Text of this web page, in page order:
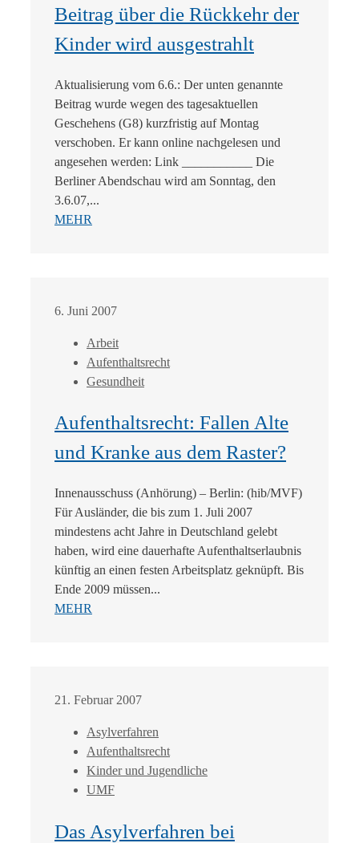
Beitrag über die Rückkehr der
Kinder wird ausgestrahlt
Aktualisierung vom 6.6.: Der unten genannte
Beitrag wurde wegen des tagesaktuellen
Geschehens (G8) kurzfristig auf Montag
verschoben. Er kann online nachgelesen und
angesehen werden: Link ___________ Die
Berliner Abendschau wird am Sonntag, den
3.6.07,...
MEHR
6. Juni 2007
Arbeit
Aufenthaltsrecht
Gesundheit
Aufenthaltsrecht: Fallen Alte
und Kranke aus dem Raster?
Innenausschuss (Anhörung) – Berlin: (hib/MVF)
Für Ausländer, die bis zum 1. Juli 2007
mindestens acht Jahre in Deutschland gelebt
haben, wird eine dauerhafte Aufenthaltserlaubnis
künftig an einen festen Arbeitsplatz geknüpft. Bis
Ende 2009 müssen...
MEHR
21. Februar 2007
Asylverfahren
Aufenthaltsrecht
Kinder und Jugendliche
UMF
Das Asylverfahren bei